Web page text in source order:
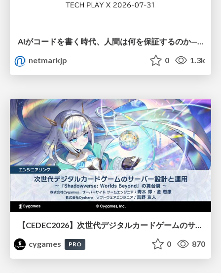
netmarkjp
0 1.3k
【CEDEC2026】次世代デジタルカードゲームのサーバー設計と運用 〜『Shadowverse: Worlds Beyond』の舞台裏～
cygames
PRO 0 870